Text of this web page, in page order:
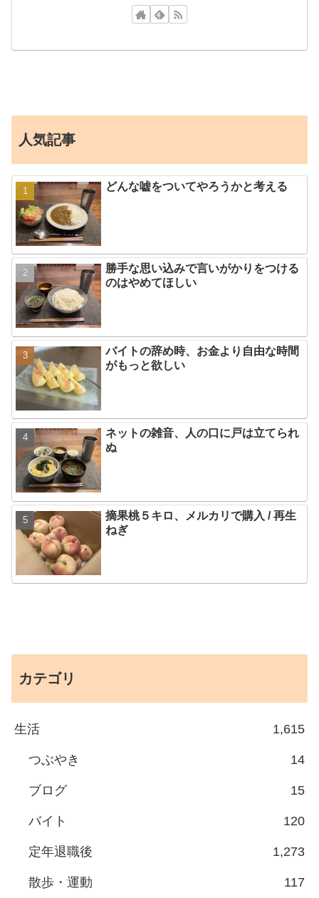
人気記事
どんな嘘をついてやろうかと考える
勝手な思い込みで言いがかりをつける
のはやめてほしい
バイトの辞め時、お金より自由な時間
がもっと欲しい
ネットの雑音、人の口に戸は立てられ
ぬ
摘果桃５キロ、メルカリで購入 / 再生
ねぎ
カテゴリ
生活 1,615
つぶやき 14
ブログ 15
バイト 120
定年退職後 1,273
散歩・運動 117